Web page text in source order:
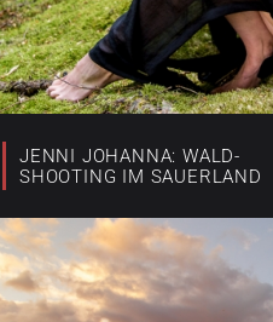
JENNI JOHANNA: WALD-
SHOOTING IM SAUERLAND